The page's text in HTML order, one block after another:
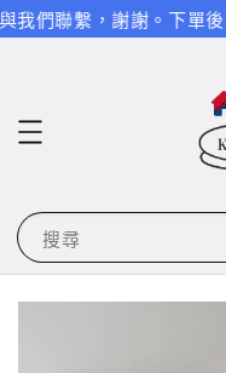
聯繫，謝謝。下單後要
搜尋